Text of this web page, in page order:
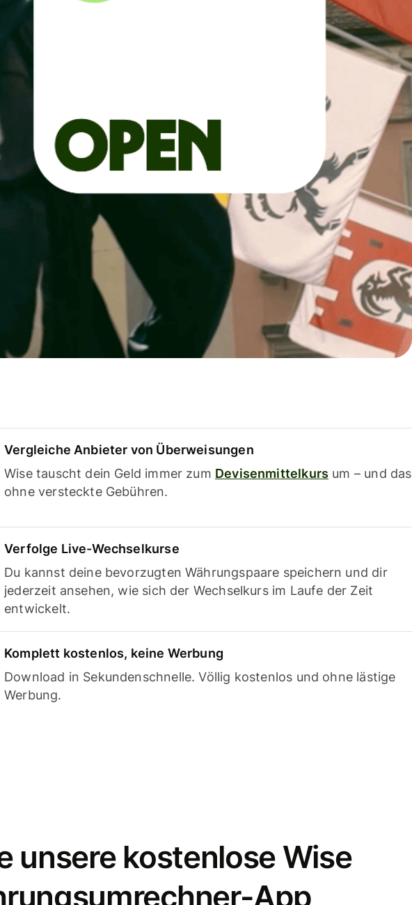
Vergleiche Anbieter von Überweisungen
Wise tauscht dein Geld immer zum Devisenmittelkurs um – und das
ohne versteckte Gebühren.
Verfolge Live-Wechselkurse
Du kannst deine bevorzugten Währungspaare speichern und dir
jederzeit ansehen, wie sich der Wechselkurs im Laufe der Zeit
entwickelt.
Komplett kostenlos, keine Werbung
Download in Sekundenschnelle. Völlig kostenlos und ohne lästige
Werbung.
unsere kostenlose Wise
App